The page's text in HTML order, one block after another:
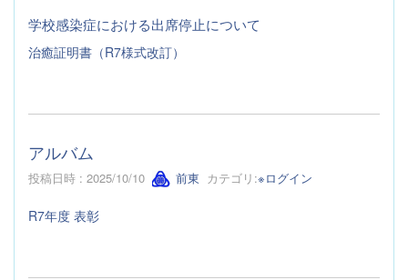
学校感染症における出席停止について
治癒証明書（R7様式改訂）
アルバム
投稿日時 : 2025/10/10 前東 カテゴリ:※ログイン
R7年度 表彰